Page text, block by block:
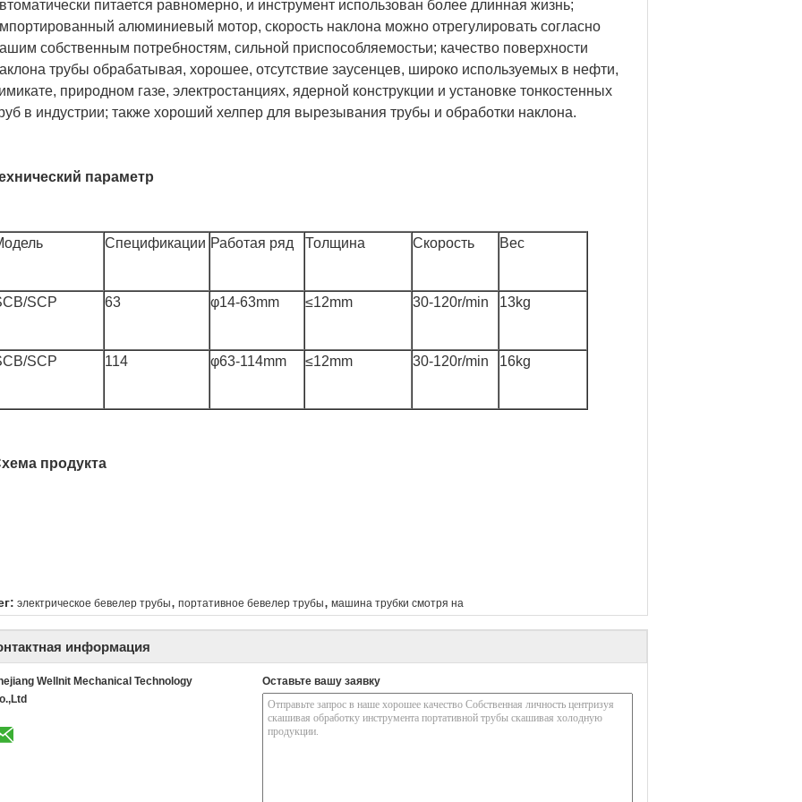
питается равномерно, и инструмент использован более длинная жизнь;
алюминиевый мотор, скорость наклона можно отрегулировать согласно
собственным потребностям, сильной приспособляемостьи; качество поверхности
трубы обрабатывая, хорошее, отсутствие заусенцев, широко используемых в нефти,
природном газе, электростанциях, ядерной конструкции и установке тонкостенных
в индустрии; также хороший хелпер для вырезывания трубы и обработки наклона.
параметр
Спецификации Работая ряд Толщина Скорость Вес
SCP 63 φ14-63mm ≤12mm 30-120r/min 13kg
SCP 114 φ63-114mm ≤12mm 30-120r/min 16kg
продукта
электрическое бевелер трубы, портативное бевелер трубы, машина трубки смотря на
информация
Wellnit Mechanical Technology
Оставьте вашу заявку